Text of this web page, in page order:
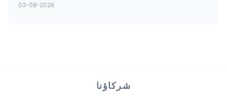
03-08-2026
شركاؤنا